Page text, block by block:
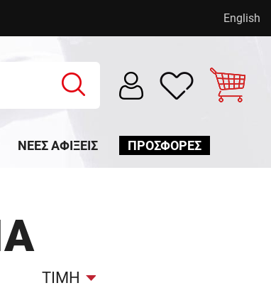
English
ΝΈΕΣ ΑΦΊΞΕΙΣ ΠΡΟΣΦΟΡΕΣ
ΤΙΜΗ